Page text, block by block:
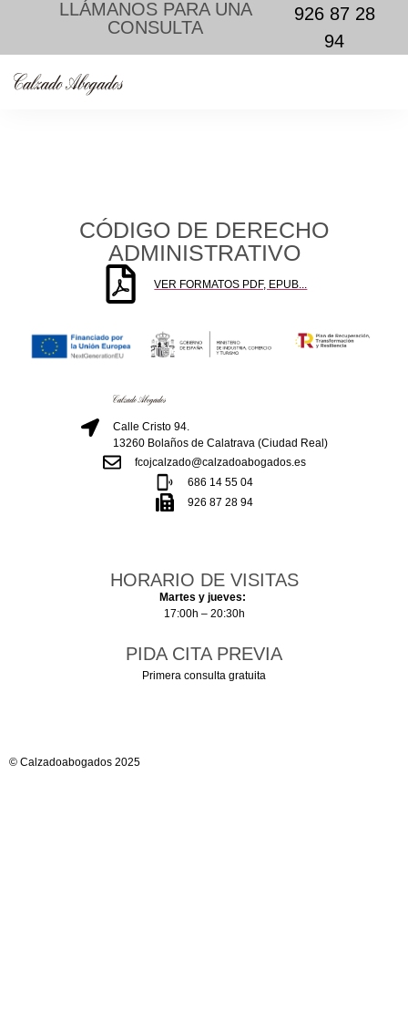
LLÁMANOS PARA UNA
CONSULTA
926 87 28
94
CÓDIGO DE DERECHO
ADMINISTRATIVO
VER FORMATOS PDF, EPUB...
Calle Cristo 94.
13260 Bolaños de Calatrava (Ciudad Real)
fcojcalzado@calzadoabogados.es
686 14 55 04
926 87 28 94
HORARIO DE VISITAS
Martes y jueves:
17:00h – 20:30h
PIDA CITA PREVIA
Primera consulta gratuita
© Calzadoabogados 2025